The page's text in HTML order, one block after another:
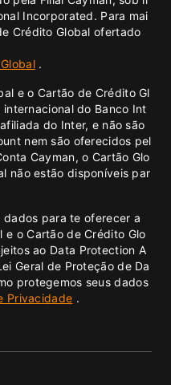
Incorporated. Para mai
Crédito Global ofertado
.
e o Cartão de Crédito Gl
do Banco Int
do Inter, e não são
nem são oferecidos pel
Cayman, o Cartão Glo
não estão disponíveis par
dados para te oferecer a
e o Cartão de Crédito Glo
ao Data Protection A
Geral de Proteção de Da
protegemos seus dados
Privacidade .